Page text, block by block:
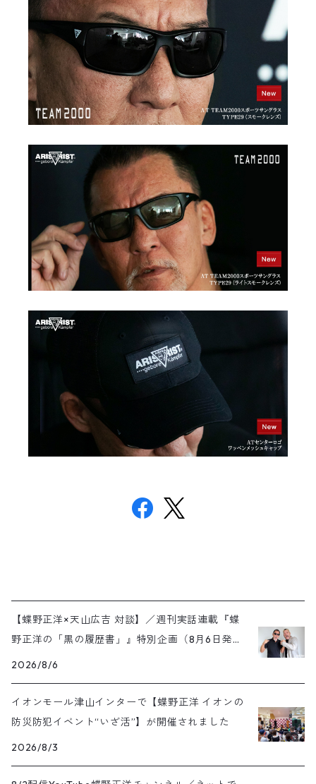
【蝶野正洋×天山広吉 対談】／週刊実話連載『蝶
野正洋の「黒の履歴書」』特別企画（8月6日発売
号）
2026/8/6
イオンモール津山インターで【蝶野正洋 イオンの
防災防犯イベント“いざ活”】が開催されました
2026/8/3